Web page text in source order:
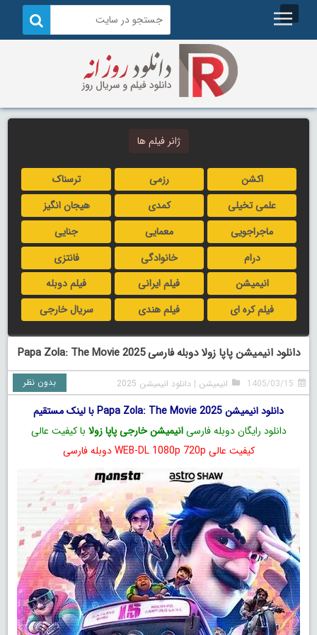
ژانر فیلم ها
اکشن رزمی
ترسناک
علمی تخیلی
کمدی
هیجان انگیز
ماجراجویی
معمایی
جنایی
درام
خانوادگی
فانتزی
انیمیشن
فیلم ایرانی
فیلم دوبله
فیلم کره ای
فیلم هندی سریال خارجی
دانلود انیمیشن پاپا زولا دوبله فارسی Papa Zola: The Movie 2025
1405/03/15 انیمیشن | دانلود انیمیشن 2025 بدون نظر
دانلود انیمیشن Papa Zola: The Movie 2025 با لینک مستقیم
دانلود رایگان دوبله فارسیانیمیشن خارجی پاپا زولا با کیفیت عالی
کیفیت عالی WEB-DL 1080p 720p دوبله فارسی